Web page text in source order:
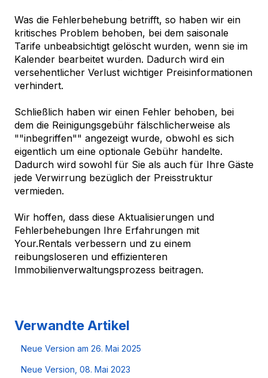
Was die Fehlerbehebung betrifft, so haben wir ein
kritisches Problem behoben, bei dem saisonale
Tarife unbeabsichtigt gelöscht wurden, wenn sie im
Kalender bearbeitet wurden. Dadurch wird ein
versehentlicher Verlust wichtiger Preisinformationen
verhindert.
Schließlich haben wir einen Fehler behoben, bei
dem die Reinigungsgebühr fälschlicherweise als
""inbegriffen"" angezeigt wurde, obwohl es sich
eigentlich um eine optionale Gebühr handelte.
Dadurch wird sowohl für Sie als auch für Ihre Gäste
jede Verwirrung bezüglich der Preisstruktur
vermieden.
Wir hoffen, dass diese Aktualisierungen und
Fehlerbehebungen Ihre Erfahrungen mit
Your.Rentals verbessern und zu einem
reibungsloseren und effizienteren
Immobilienverwaltungsprozess beitragen.
Verwandte Artikel
Neue Version am 26. Mai 2025
Neue Version, 08. Mai 2023